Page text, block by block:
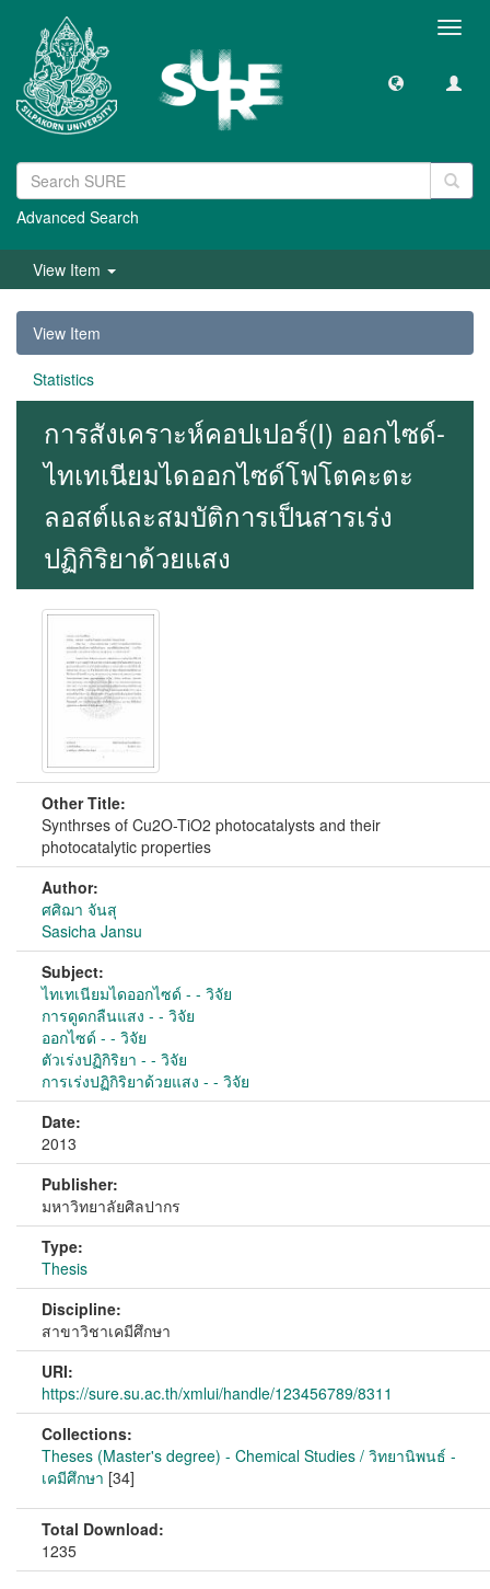
Advanced Search
View Item
View Item
Statistics
การสังเคราะห์คอปเปอร์(I) ออกไซด์-
ไทเทเนียมไดออกไซด์โฟโตคะตะ
ลอสต์และสมบัติการเป็นสารเร่ง
ปฏิกิริยาด้วยแสง
Other Title:
Synthrses of Cu2O-TiO2 photocatalysts and their
photocatalytic properties
Author:
ศศิฌา จันสุ
Sasicha Jansu
Subject:
ไทเทเนียมไดออกไซด์ - - วิจัย
การดูดกลืนแสง - - วิจัย
ออกไซด์ - - วิจัย
ตัวเร่งปฏิกิริยา - - วิจัย
การเร่งปฏิกิริยาด้วยแสง - - วิจัย
Date:
2013
Publisher:
มหาวิทยาลัยศิลปากร
Type:
Thesis
Discipline:
สาขาวิชาเคมีศึกษา
URI:
https://sure.su.ac.th/xmlui/handle/123456789/8311
Collections:
Theses (Master's degree) - Chemical Studies / วิทยานิพนธ์ -
เคมีศึกษา [34]
Total Download:
1235